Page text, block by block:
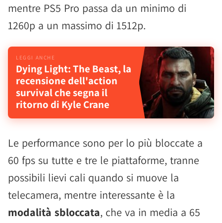
mentre PS5 Pro passa da un minimo di
1260p a un massimo di 1512p.
Dying Light: The Beast, la
recensione dell'action
survival che segna il
ritorno di Kyle Crane
Le performance sono per lo più bloccate a
60 fps su tutte e tre le piattaforme, tranne
possibili lievi cali quando si muove la
telecamera, mentre interessante è la
modalità sbloccata, che va in media a 65